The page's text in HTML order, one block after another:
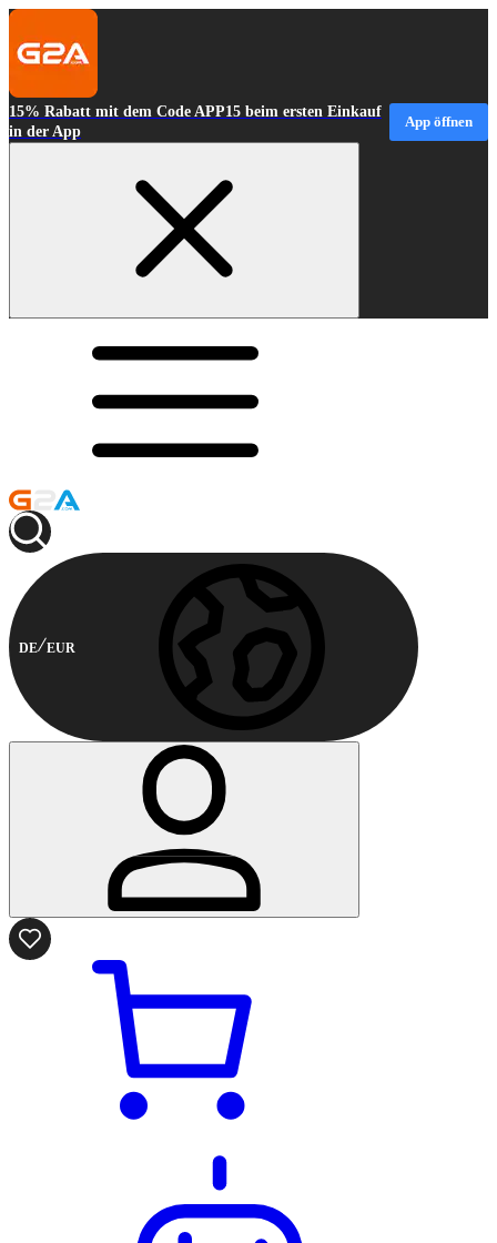
15% Rabatt mit dem Code APP15 beim ersten Einkauf
in der App
App öffnen
DE EUR